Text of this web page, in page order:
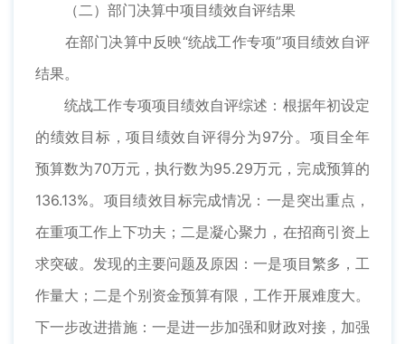
（二）部门决算中项目绩效自评结果
在部门决算中反映“统战工作专项”项目绩效自评
结果。
统战工作专项项目绩效自评综述：根据年初设定
的绩效目标，项目绩效自评得分为97分。项目全年
预算数为70万元，执行数为95.29万元，完成预算的
136.13%。项目绩效目标完成情况：一是突出重点，
在重项工作上下功夫；二是凝心聚力，在招商引资上
求突破。发现的主要问题及原因：一是项目繁多，工
作量大；二是个别资金预算有限，工作开展难度大。
下一步改进措施：一是进一步加强和财政对接，加强